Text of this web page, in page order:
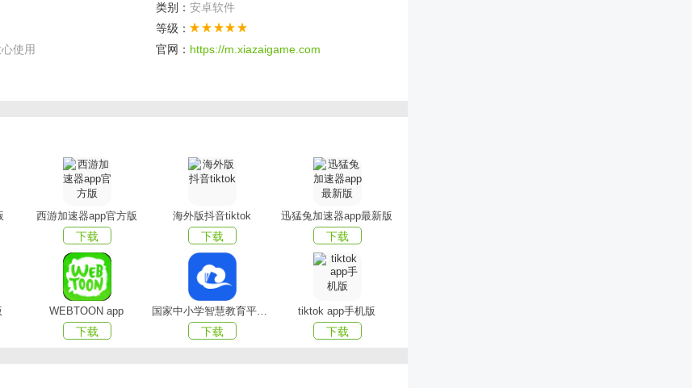
特色
子们了解这个缤纷多彩的世界，学习百科的知识；
子们可以阅读很多精致的绘本图书，培养孩子的兴趣；
类别： 安卓软件
等级：
使用 官网： https://m.xiazaigame.com
西游加速器app官方版
下载
海外版抖音tiktok
下载
迅猛兔加速器app最新版
下载
WEBTOON app
下载
国家中小学智慧教育平台app(智慧中小学)
下载
tiktok app手机版
下载